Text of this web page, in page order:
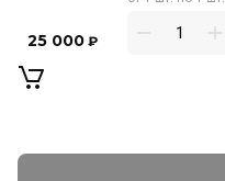
25 000 ₽